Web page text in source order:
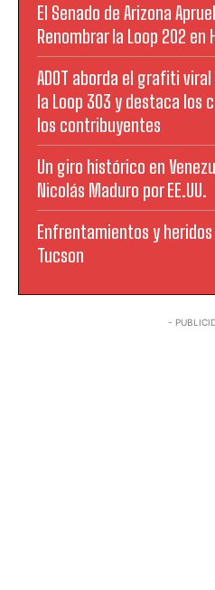
El Senado de Arizona
Renombrar la Loop 202 en
ADOT aborda el grafiti
la Loop 303 y destaca los
los contribuyentes
Un giro histórico en
Nicolás Maduro por EE.UU.
Enfrentamientos y heridos
Tucson
-